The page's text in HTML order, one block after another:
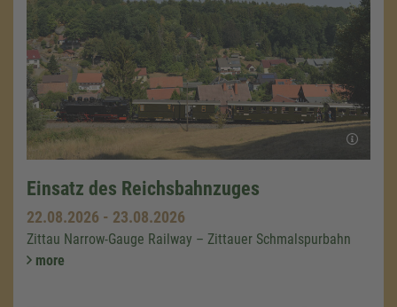
Einsatz des Reichsbahnzuges
22.08.2026 - 23.08.2026
Zittau Narrow-Gauge Railway – Zittauer Schmalspurbahn
more